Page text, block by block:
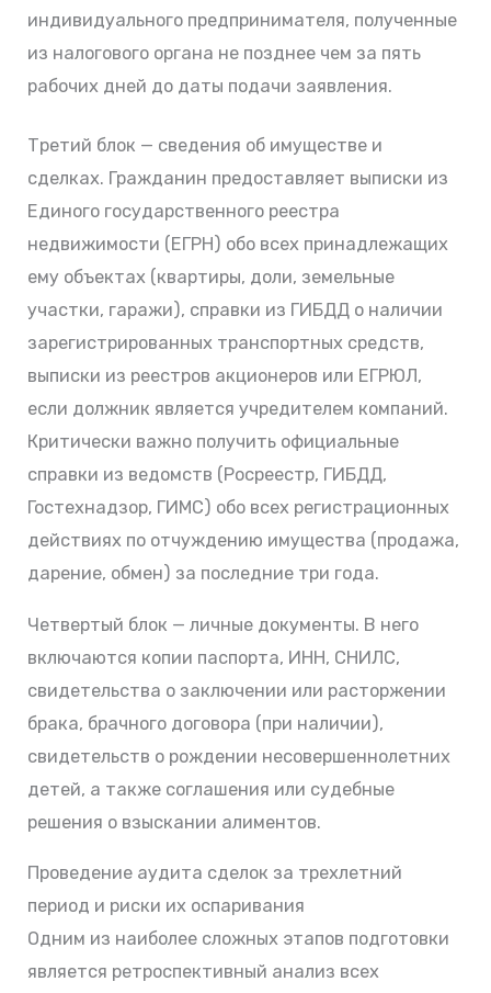
индивидуального предпринимателя, полученные
из налогового органа не позднее чем за пять
рабочих дней до даты подачи заявления.
Третий блок — сведения об имуществе и
сделках. Гражданин предоставляет выписки из
Единого государственного реестра
недвижимости (ЕГРН) обо всех принадлежащих
ему объектах (квартиры, доли, земельные
участки, гаражи), справки из ГИБДД о наличии
зарегистрированных транспортных средств,
выписки из реестров акционеров или ЕГРЮЛ,
если должник является учредителем компаний.
Критически важно получить официальные
справки из ведомств (Росреестр, ГИБДД,
Гостехнадзор, ГИМС) обо всех регистрационных
действиях по отчуждению имущества (продажа,
дарение, обмен) за последние три года.
Четвертый блок — личные документы. В него
включаются копии паспорта, ИНН, СНИЛС,
свидетельства о заключении или расторжении
брака, брачного договора (при наличии),
свидетельств о рождении несовершеннолетних
детей, а также соглашения или судебные
решения о взыскании алиментов.
Проведение аудита сделок за трехлетний
период и риски их оспаривания
Одним из наиболее сложных этапов подготовки
является ретроспективный анализ всех